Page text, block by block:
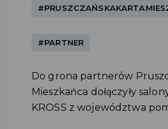
#PARTNER
Do grona partnerów
Mieszkańca dołączyły
KROSS z województwa